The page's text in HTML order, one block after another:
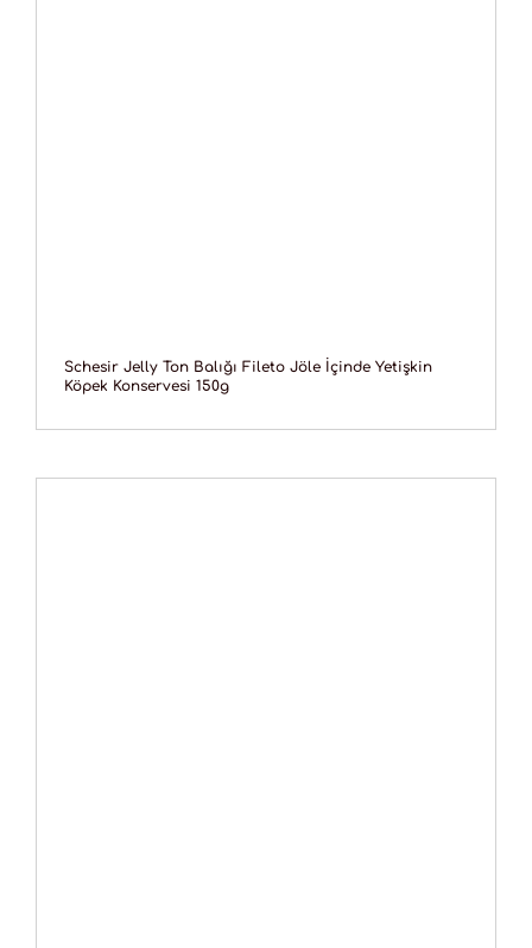
Schesir Jelly Ton Balığı Fileto Jöle İçinde Yetişkin
Köpek Konservesi 150g